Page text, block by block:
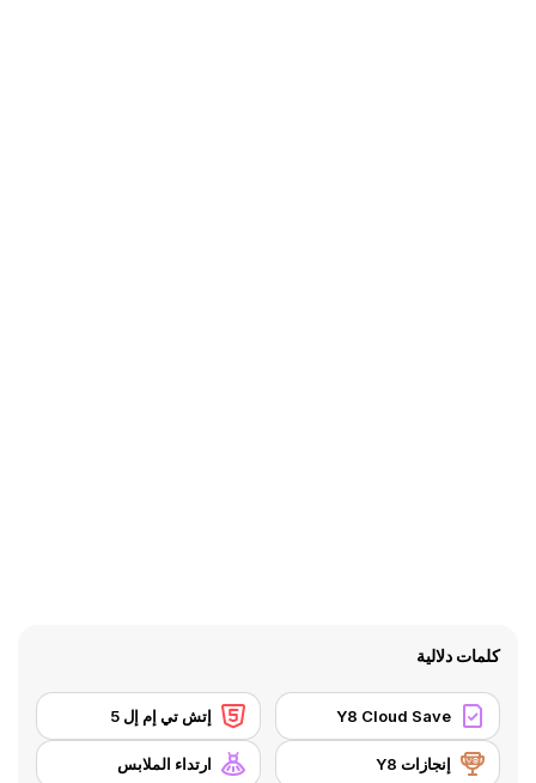
كلمات دلالية
Y8 Cloud Save إتش تي إم إل 5
إنجازات Y8 ارتداء الملابس